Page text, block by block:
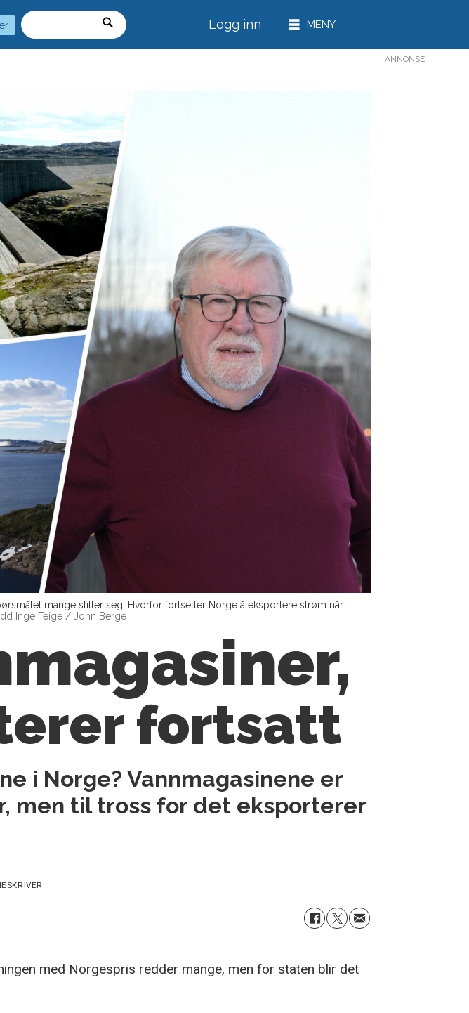
Søk
Logg inn
mange stiller seg: Hvorfor fortsetter Norge å eksportere strøm når
Inge Teige / John Berge
fortsatt
i Norge? Vannmagasinene er
men til tross for det eksporterer
med Norgespris redder mange, men for staten blir det
ANNONSE